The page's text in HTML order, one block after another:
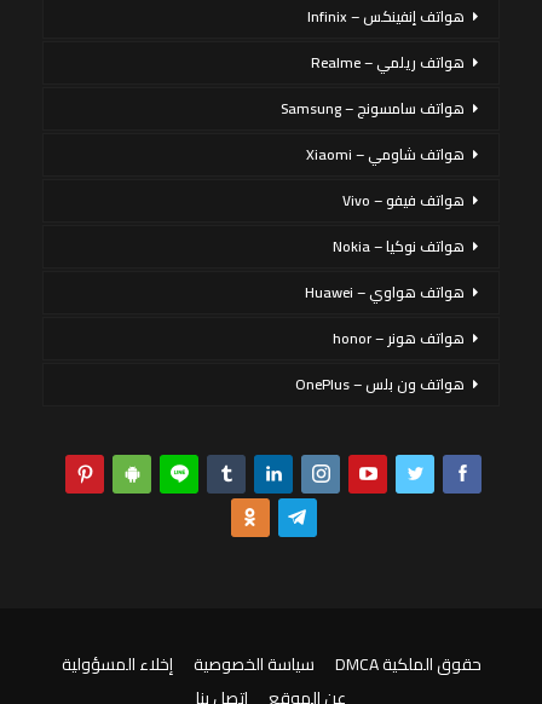
هواتف إنفينكس – Infinix
هواتف ريلمي – Realme
هواتف سامسونج – Samsung
هواتف شاومي – Xiaomi
هواتف فيفو – Vivo
هواتف نوكيا – Nokia
هواتف هواوي – Huawei
هواتف هونر – honor
هواتف ون بلس – OnePlus
حقوق الملكية DMCA سياسة الخصوصية
إخلاء المسؤولية
عن الموقع
اتصل بنا